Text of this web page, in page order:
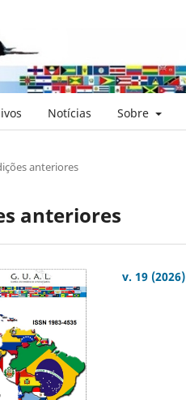
Notícias Sobre
anteriores
anteriores
v. 19 (2026)